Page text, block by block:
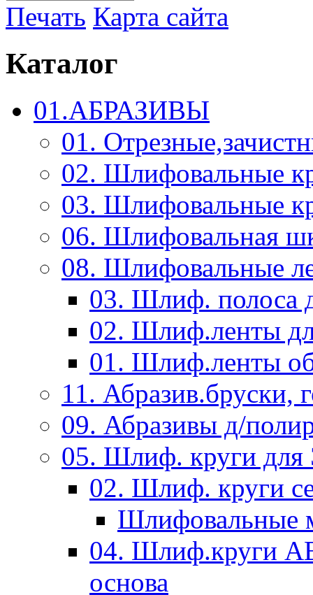
Печать Карта сайта
Каталог
01.АБРАЗИВЫ
01.
02. Шлифовальные
03. Шлифовальные
06. Шлифовальная
08. Шлифовальные
03. Шлиф.
02. Шлиф.ленты
01. Шлиф.ленты
11. Абразив.бруски,
09. Абразивы д/
05. Шлиф. круги
02. Шлиф. круги
Шлифовальные
04. Шлиф.круги
основа